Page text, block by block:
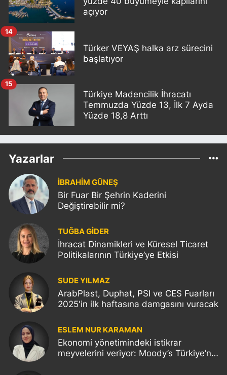
açıyor
Türker VEYAŞ halka arz sürecini
başlatıyor
14
Türkiye Madencilik İhracatı
Temmuzda Yüzde 13, İlk 7 Ayda
Yüzde 18,8 Arttı
15
Yazarlar
İBRAHİM GÜNEŞ
Bir Fuar Bir Şehrin Kaderini
Değiştirebilir mi?
TUĞBA GİDER
İhracat Dinamikleri ve Küresel Ticaret
Politikalarının Türkiye’ye Etkisi
SUDE YILMAZ
ArabPlast, Duphat, PSI ve CES Fuarları
2025'in ilk haftasına damgasını vuracak
ESLEM NUR KARAMAN
Ekonomi yönetimindeki istikrar
meyvelerini veriyor: Moody’s Türkiye’nin